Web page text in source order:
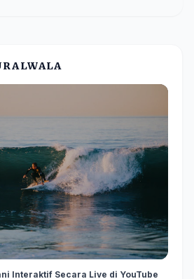
Interaktif Secara Live di YouTube